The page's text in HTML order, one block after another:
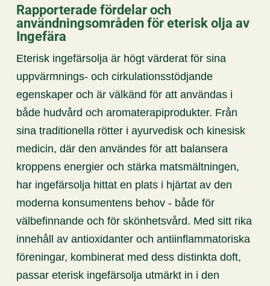
Rapporterade fördelar och
användningsområden för eterisk olja av
Ingefära
Eterisk ingefärsolja är högt värderat för sina
uppvärmnings- och cirkulationsstödjande
egenskaper och är välkänd för att användas i
både hudvård och aromaterapiprodukter. Från
sina traditionella rötter i ayurvedisk och kinesisk
medicin, där den användes för att balansera
kroppens energier och stärka matsmältningen,
har ingefärsolja hittat en plats i hjärtat av den
moderna konsumentens behov - både för
välbefinnande och för skönhetsvård. Med sitt rika
innehåll av antioxidanter och antiinflammatoriska
föreningar, kombinerat med dess distinkta doft,
passar eterisk ingefärsolja utmärkt in i den